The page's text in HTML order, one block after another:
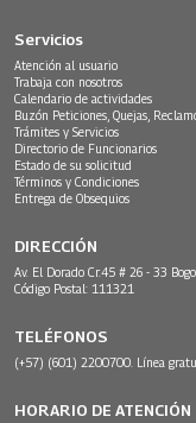
Servicios
Atención al usuario
Trabaja con nosotros
Calendario de actividades
Buzón Peticiones, Quejas,
Trámites y Servicios
Directorio de Funcionarios
Estado de su solicitud
Términos y Condiciones
Entrega de Obsequios
DIRECCIÓN
Av. El Dorado Cr.45 # 26 - 33
Código Postal: 111321
TELÉFONOS
(+57) (601) 2200700. Línea
HORARIO DE ATENCIÓN